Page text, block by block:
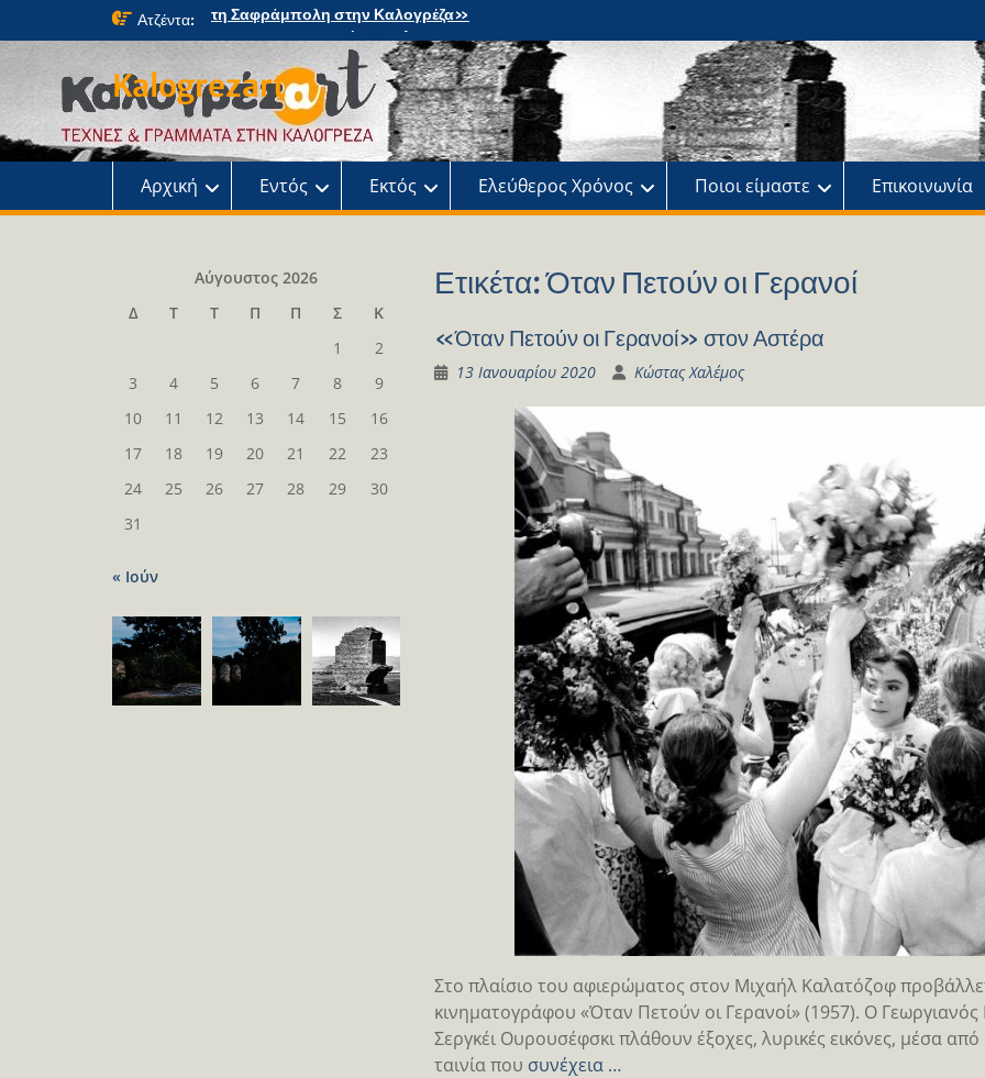
Ατζέντα:
«Τα Χριστουγεννιάτικα Έλατα: μια
μαγική περιπέτεια» στο κτήμα Φιξ
Η Χριστουγεννιάτικη συναυλία του
Ωδείου
Παρουσίαση του βιβλίου: Τα παιδιά της
αλάνας
Παρουσίαση του βιβλίου «Τοντόρ, από
τη Σαφράμπολη στην Καλογρέζα»
Kalogrezart
Αρχική Εντός Εκτός Ελεύθερος Χρόνος Ποιοι είμαστε Επικοινωνία
Ετικέτα:Όταν Πετούν οι Γερανοί
«Όταν Πετούν οι Γερανοί» στον Αστέρα
13 Ιανουαρίου 2020 Κώστας Χαλέμος
Στο πλαίσιο του αφιερώματος στον Mιχαήλ Καλατόζοφ
κινηματογράφου «Όταν Πετούν οι Γερανοί» (1957). Ο
Σεργκέι Ουρουσέφσκι πλάθουν έξοχες, λυρικές εικόνες, μέσα
ταινία που συνέχεια …
Αύγουστος 2026
Δ
Τ Τ Π Π Σ
Κ
1
2
3
4 5 6 7 8
9
10
11 12 13 14 15
16
17
18 19 20 21 22
23
24
25 26 27 28 29
30
31
« Ιούν